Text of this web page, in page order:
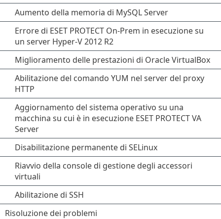
Aumento della memoria di MySQL Server
Errore di ESET PROTECT On-Prem in esecuzione su
un server Hyper-V 2012 R2
Miglioramento delle prestazioni di Oracle VirtualBox
Abilitazione del comando YUM nel server del proxy
HTTP
Aggiornamento del sistema operativo su una
macchina su cui è in esecuzione ESET PROTECT VA
Server
Disabilitazione permanente di SELinux
Riavvio della console di gestione degli accessori
virtuali
Abilitazione di SSH
Risoluzione dei problemi